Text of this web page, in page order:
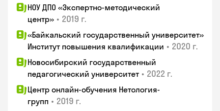
НОУ ДПО «Экспертно-методический
центр» • 2019 г.
«Байкальский государственный университет»
Институт повышения квалификации • 2020 г.
Новосибирский государственный
педагогический университет • 2022 г.
Центр онлайн-обучения Нетология-
групп • 2019 г.